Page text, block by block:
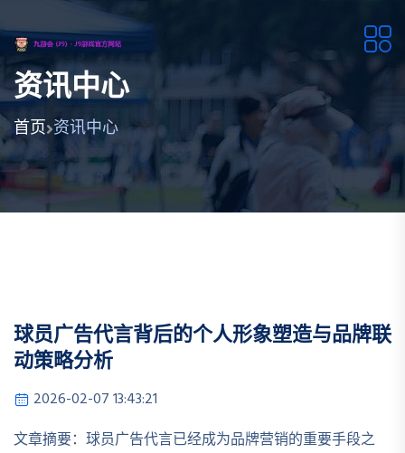
资讯中心
首页 资讯中心
球员广告代言背后的个人形象塑造与品牌联
动策略分析
2026-02-07 13:43:21
文章摘要：球员广告代言已经成为品牌营销的重要手段之